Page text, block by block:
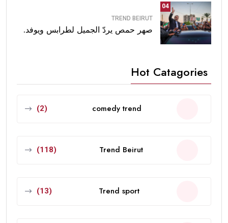
04
TREND BEIRUT
صهر حمص يردّ الجميل لطرابس ويوفد.
Hot Catagories
comedy trend
(2)
Trend Beirut
(118)
Trend sport
(13)